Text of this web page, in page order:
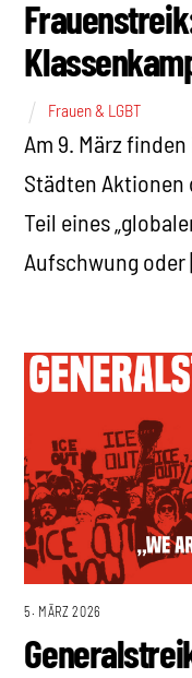
Frauen & LGBT
Am 9. März
Städten Aktionen
Teil eines
Aufschwung
5. MÄRZ 2026